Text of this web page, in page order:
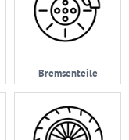
Bremsenteile